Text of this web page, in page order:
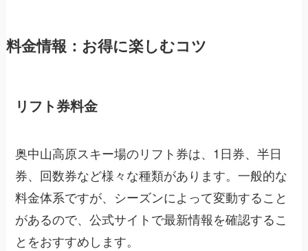
料金情報：お得に楽しむコツ
リフト券料金
奥中山高原スキー場のリフト券は、1日券、半日
券、回数券など様々な種類があります。一般的な
料金体系ですが、シーズンによって変動すること
があるので、公式サイトで最新情報を確認するこ
とをおすすめします。